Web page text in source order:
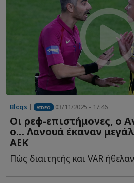
Blogs | VIDEO 03/11/2025 - 17:46
Οι ρεφ-επιστήμονες, ο
ο… Λανουά έκαναν
ΑΕΚ